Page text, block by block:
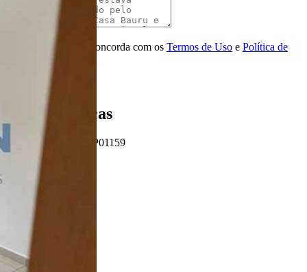
Ao ENVIAR você concorda com os Termos de Uso e Política de
Privacidade
Enviar Indicação
Características
Referência: AP01159
2 Quartos
1 Banheiro
1 Vaga
Ligamos para você!